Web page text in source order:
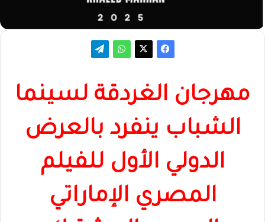
مهرجان الغردقة لسينما
الشباب ينفرد بالعرض
الدولي الأول للفيلم
المصري الإماراتي